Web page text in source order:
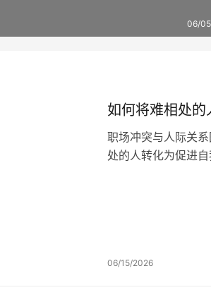
06/
如何将难相处
职场冲突与人际关
处的人转化为促进
06/15/2026